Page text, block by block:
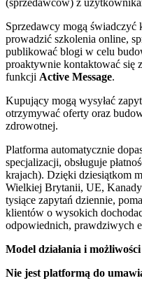
(sprzedawców) z
Sprzedawcy mogą świadczyć
prowadzić szkolenia online,
publikować blogi w celu
proaktywnie kontaktować się
funkcji Active Message.
Kupujący mogą wysyłać
otrzymywać oferty oraz
zdrowotnej.
Platforma automatycznie
specjalizacji, obsługuje
krajach). Dzięki dziesiątkom
Wielkiej Brytanii, UE,
tysiące zapytań dziennie,
klientów o wysokich
odpowiednich, prawdziwych
Model działania i możliwości
Nie jest platformą do